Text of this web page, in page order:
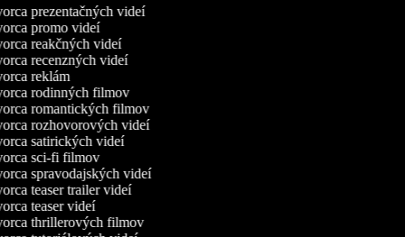
prezentačných videí
promo videí
reakčných videí
recenzných videí
reklám
rodinných filmov
romantických filmov
rozhovorových videí
satirických videí
sci-fi filmov
spravodajských videí
teaser trailer videí
teaser videí
thrillerových filmov